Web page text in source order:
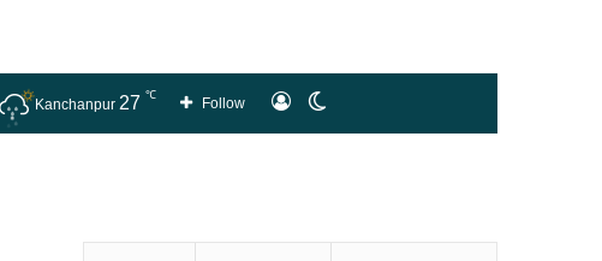
लगइन
Follow
Kanchanpur 27 ℃